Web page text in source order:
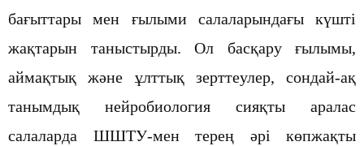
бағыттары мен ғылыми салаларындағы күшті
жақтарын таныстырды. Ол басқару ғылымы,
аймақтық және ұлттық зерттеулер, сондай-ақ
танымдық нейробиология сияқты аралас
салаларда ШШТУ-мен терең әрі көпжақты